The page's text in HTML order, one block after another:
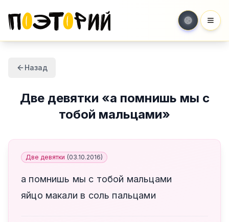
Назад
Две девятки «а помнишь мы с
тобой мальцами»
Две девятки (03.10.2016)
а помнишь мы с тобой мальцами
яйцо макали в соль пальцами